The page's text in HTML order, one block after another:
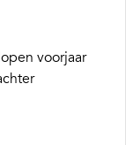
voorjaar